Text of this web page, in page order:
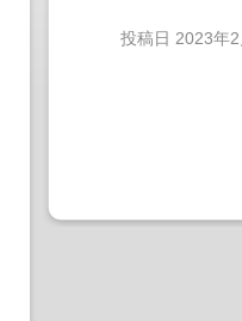
投稿日 2023年